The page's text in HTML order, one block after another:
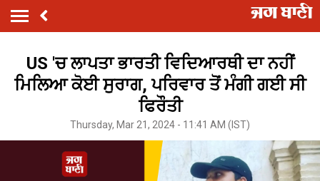
US 'ਚ ਲਾਪਤਾ ਭਾਰਤੀ ਵਿਦਿਆਰਥੀ ਦਾ ਨਹੀਂ
ਮਿਲਿਆ ਕੋਈ ਸੁਰਾਗ, ਪਰਿਵਾਰ ਤੋਂ ਮੰਗੀ ਗਈ ਸੀ
ਫਿਰੌਤੀ
Thursday, Mar 21, 2024 - 11:41 AM (IST)